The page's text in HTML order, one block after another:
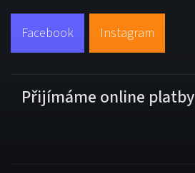
Facebook Instagram
Přijímáme online platby